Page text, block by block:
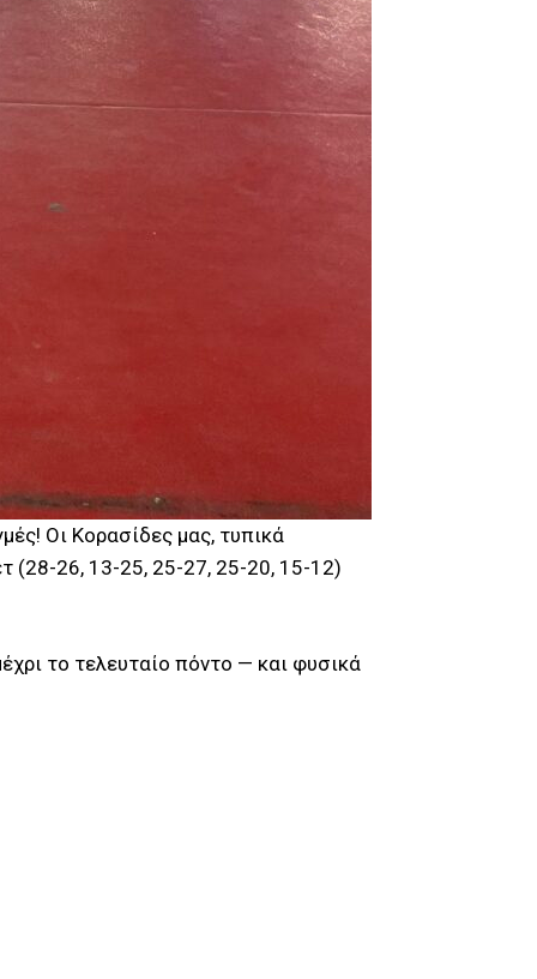
Oι Κορασίδες μας, τυπικά
(28-26, 13-25, 25-27, 25-20, 15-12)
το τελευταίο πόντο — και φυσικά